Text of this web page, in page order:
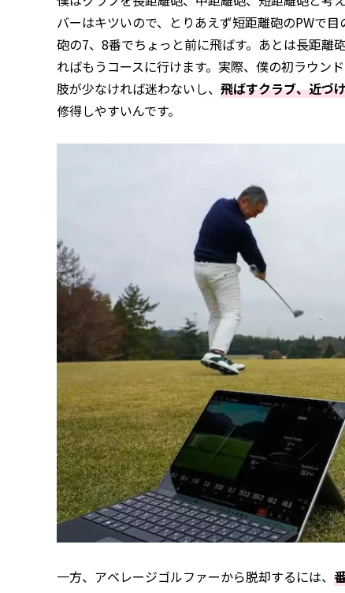
バーはキツいので、とりあえず短距離砲のPWで
砲の7、8番でちょっと前に飛ばす。あとは長距離
ればもうコースに行けます。実際、僕の初ラウン
肢が少なければ迷わないし、 飛ばすクラブ、近づ
修得しやすいんです。
一方、アベレージゴルファーから脱却するには、